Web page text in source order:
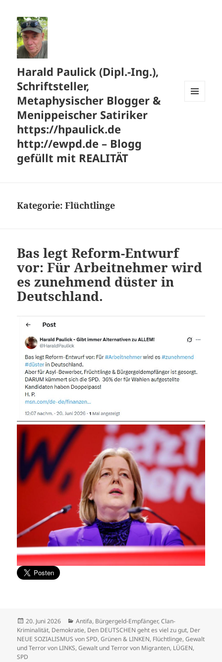
Harald Paulick (Dipl.-Ing.),
Schriftsteller,
Metaphysischer Blogger &
Menippeischer Satiriker
https://hpaulick.de
http://ewpd.de – Blogg
gefüllt mit REALITÄT
Kategorie:Flüchtlinge
Bas legt Reform-Entwurf
vor: Für Arbeitnehmer wird
es zunehmend düster in
Deutschland.
Veröffentlicht
am
20. Juni 2026 Kategorien
Antifa, Bürgergeld-Empfänger,Clan-
Kriminalität, Demokratie, Den DEUTSCHEN geht es viel zu gut, Der
NEUE SOZIALISMUS von SPD, Grünen & LINKEN, Flüchtlinge,Gewalt
und Terror von LINKS,Gewalt und Terror von Migranten, LÜGEN,
SPD